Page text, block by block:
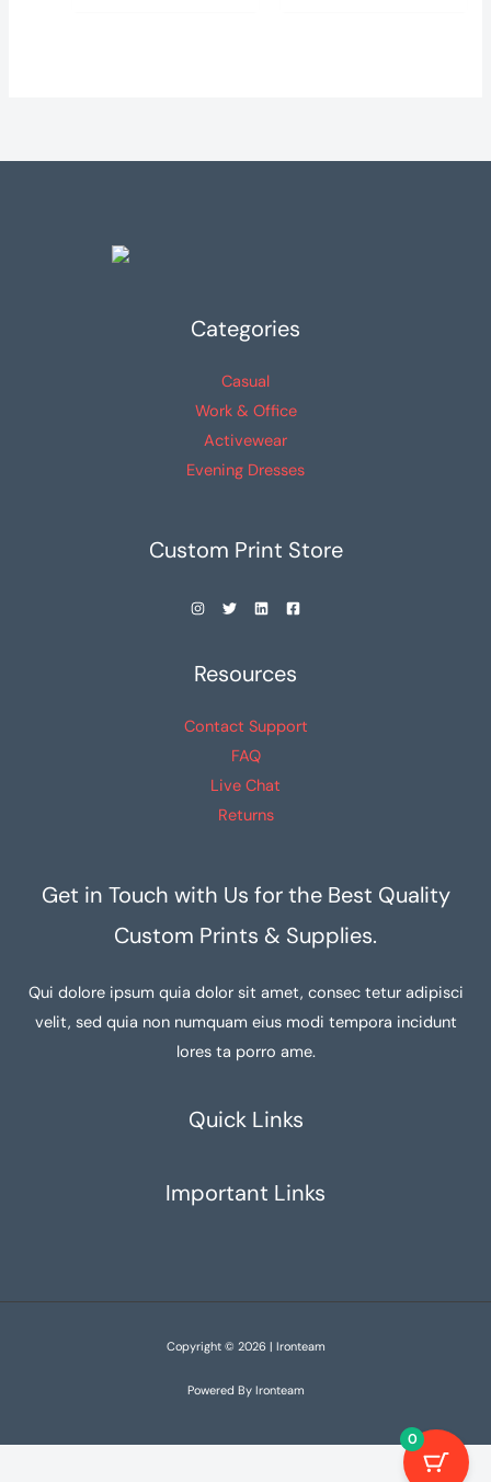
Categories
Casual
Work & Office
Activewear
Evening Dresses
Custom Print Store
Resources
Contact Support
FAQ
Live Chat
Returns
Get in Touch with Us for the Best Quality
Custom Prints & Supplies.
Qui dolore ipsum quia dolor sit amet, consec tetur adipisci
velit, sed quia non numquam eius modi tempora incidunt
lores ta porro ame.
Quick Links
Important Links
Copyright © 2026 | Ironteam
Powered By Ironteam
0